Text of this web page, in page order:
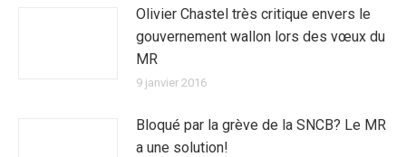
Olivier Chastel très critique envers le
gouvernement wallon lors des vœux du
MR
9 janvier 2016
Bloqué par la grève de la SNCB? Le MR
a une solution!